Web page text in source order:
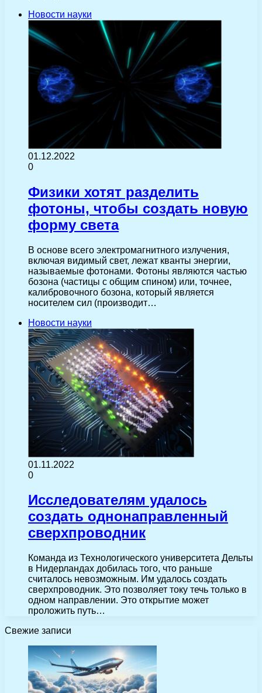
Новости науки
01.12.2022
0
Физики хотят разделить
фотоны, чтобы создать новую
форму света
В основе всего электромагнитного излучения,
включая видимый свет, лежат кванты энергии,
называемые фотонами. Фотоны являются частью
бозона (частицы с общим спином) или, точнее,
калибровочного бозона, который является
носителем сил (производит…
Новости науки
01.11.2022
0
Исследователям удалось
создать однонаправленный
сверхпроводник
Команда из Технологического университета Дельты
в Нидерландах добилась того, что раньше
считалось невозможным. Им удалось создать
сверхпроводник. Это позволяет току течь только в
одном направлении. Это открытие может
проложить путь…
Свежие записи